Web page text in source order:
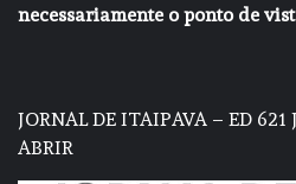
necessariamente o ponto de
JORNAL DE ITAIPAVA – ED 621
ABRIR